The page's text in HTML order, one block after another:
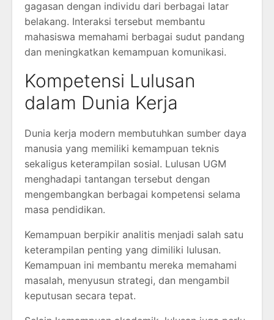
gagasan dengan individu dari berbagai latar
belakang. Interaksi tersebut membantu
mahasiswa memahami berbagai sudut pandang
dan meningkatkan kemampuan komunikasi.
Kompetensi Lulusan
dalam Dunia Kerja
Dunia kerja modern membutuhkan sumber daya
manusia yang memiliki kemampuan teknis
sekaligus keterampilan sosial. Lulusan UGM
menghadapi tantangan tersebut dengan
mengembangkan berbagai kompetensi selama
masa pendidikan.
Kemampuan berpikir analitis menjadi salah satu
keterampilan penting yang dimiliki lulusan.
Kemampuan ini membantu mereka memahami
masalah, menyusun strategi, dan mengambil
keputusan secara tepat.